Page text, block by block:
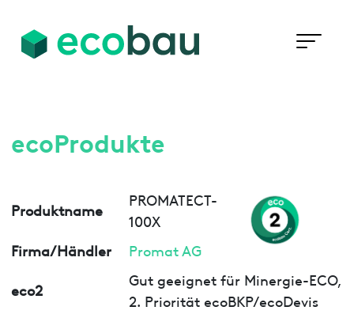
ecoProdukte
Produktname
PROMATECT-
100X
Firma/Händler
Promat AG
eco2
Gut geeignet für Minergie-ECO,
2. Priorität ecoBKP/ecoDevis